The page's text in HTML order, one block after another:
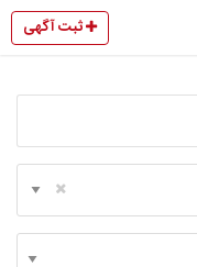
ثبت آگهی